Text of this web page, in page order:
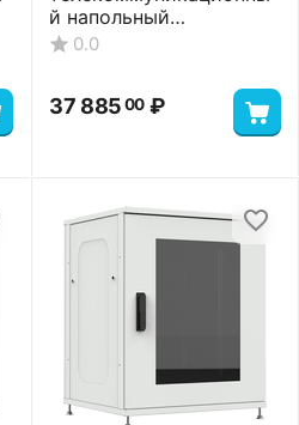
36 48500 ₽
телекоммуникационны